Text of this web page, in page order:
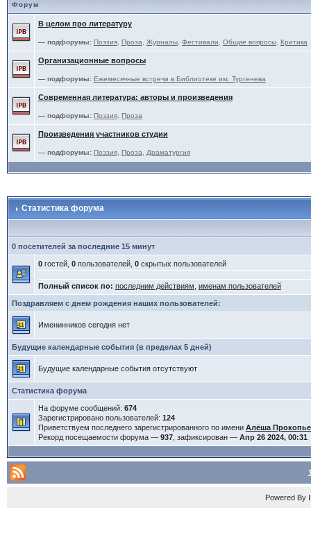
Форум
В целом про литературу
— подфорумы: Поэзия, Проза Журналы, Фестивали Общие вопросы, Критика
Организационные вопросы
— подфорумы: Ежемесячные встречи в Библиотеке им. Тургенева
Современная литература: авторы и произведения
— подфорумы: Поэзия, Проза
Произведения участников студии
— подфорумы: Поэзия, Проза Драматургия
Статистика форума
0 посетителей за последние 15 минут
0гостей, 0пользователей, 0скрытых пользователей
Полный список по: последним действиям именам пользователей
Поздравляем с днем рождения наших пользователей:
Именинников сегодня нет
Будущие календарные события (в пределах 5 дней)
Будущие календарные события отсутствуют
Статистика форума
На форуме сообщений: 674
Зарегистрировано пользователей: 124
Приветствуем последнего зарегистрированного по имени Алёша
Рекорд посещаемости форума — 937, зафиксирован — Апр 26 2024, 00:31
Powered By